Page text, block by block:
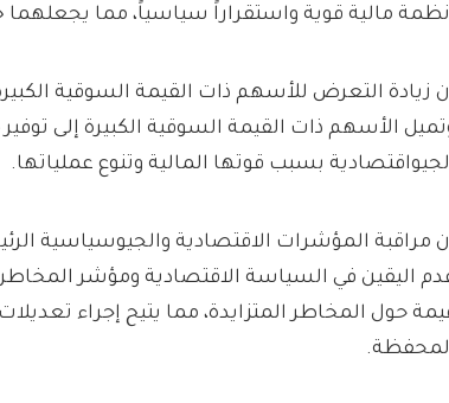
مالية قوية واستقراراً سياسياً، مما يجعلهما
زيادة التعرض للأسهم ذات القيمة السوقية
الأسهم ذات القيمة السوقية الكبيرة إلى
بسبب قوتها المالية وتنوع عملياتها.
مراقبة المؤشرات الاقتصادية والجيوسياسية
اليقين في السياسة الاقتصادية ومؤشر
حول المخاطر المتزايدة، مما يتيح إجراء